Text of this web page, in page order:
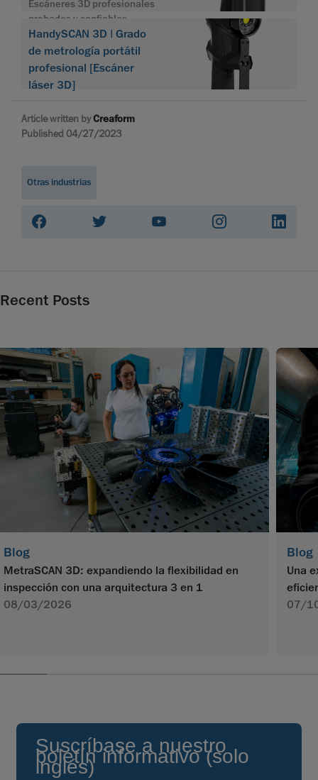
Escáneres 3D profesionales
probados y confiables
HandySCAN 3D | Grado
de metrología portátil
profesional [Escáner
láser 3D]
Article written byCreaform
Published 04/27/2023
Otras industrias
Recent Posts
Blog
MetraSCAN 3D: expandiendo la flexibilidad en
inspección con una arquitectura 3 en 1
08/03/2026
Blog
Una
07/